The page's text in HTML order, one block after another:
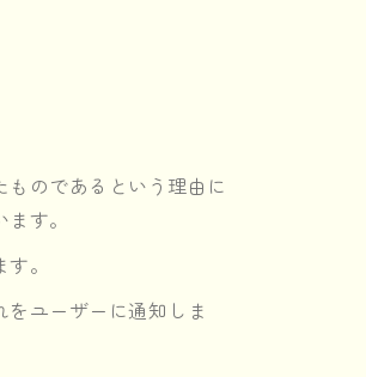
のであるという理由に
す。
。
ユーザーに通知しま